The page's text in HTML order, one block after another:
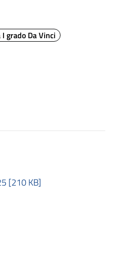
grado Da Vinci
[210 KB]